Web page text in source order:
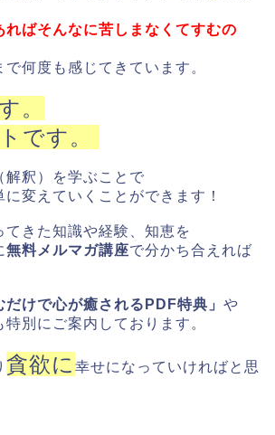
ればそんなに苦しまなくてすむの
何度も感じてきています。
。
です。
解釈）を学ぶことで
に変えていくことができます！
てきた知識や経験、知恵を
無料メルマガ講座で分かち合えれば
だけで心が癒されるPDF特典」 や
特別にご案内しております。
貪欲に 幸せになっていければと思